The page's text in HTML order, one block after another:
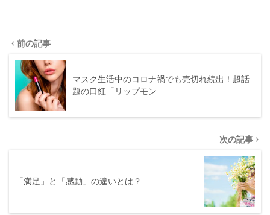
前の記事
マスク生活中のコロナ禍でも売切れ続出！超話
題の口紅「リップモン…
次の記事
「満足」と「感動」の違いとは？